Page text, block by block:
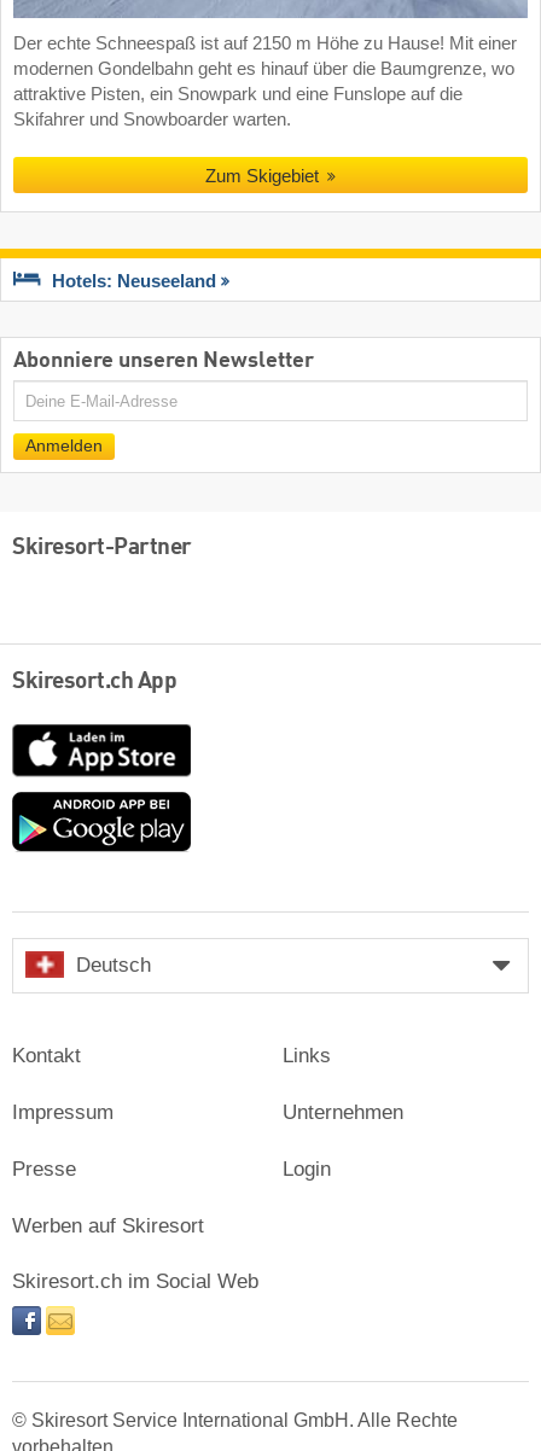
Der echte Schneespaß ist auf 2150 m Höhe zu Hause! Mit einer
modernen Gondelbahn geht es hinauf über die Baumgrenze, wo
attraktive Pisten, ein Snowpark und eine Funslope auf die
Skifahrer und Snowboarder warten.
Zum Skigebiet
Hotels: Neuseeland
Abonniere unseren Newsletter
E-
Anmelden
Skiresort-Partner
Skiresort.ch App
App
Store
Google
Deutsch
Kontakt
Impressum
Presse
Links
Unternehmen
Login
Werben auf Skiresort
Skiresort.ch im Social Web
facebooknewsletter
© Skiresort Service International GmbH. Alle Rechte
vorbehalten.